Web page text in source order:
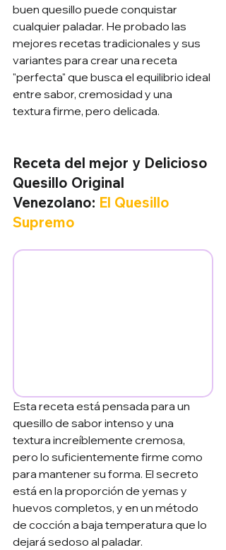
buen quesillo puede conquistar
cualquier paladar. He probado las
mejores recetas tradicionales y sus
variantes para crear una receta
"perfecta" que busca el equilibrio ideal
entre sabor, cremosidad y una
textura firme, pero delicada.
Receta del mejor y Delicioso
Quesillo Original
Venezolano: El Quesillo
Supremo
Esta receta está pensada para un
quesillo de sabor intenso y una
textura increíblemente cremosa,
pero lo suficientemente firme como
para mantener su forma. El secreto
está en la proporción de yemas y
huevos completos, y en un método
de cocción a baja temperatura que lo
dejará sedoso al paladar.